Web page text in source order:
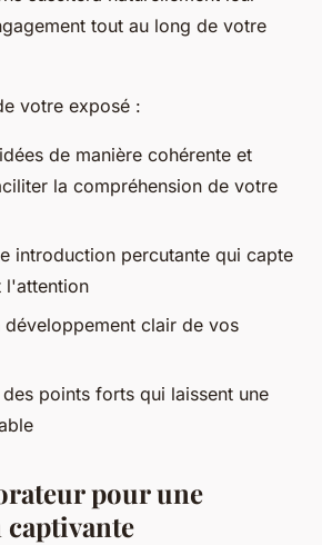
tout au long de votre
votre exposé :
de manière cohérente et
la compréhension de votre
introduction percutante qui capte
l'attention
développement clair de vos
points forts qui laissent une
pour une